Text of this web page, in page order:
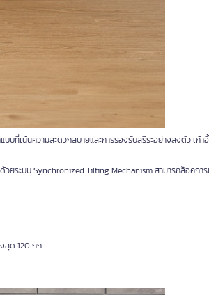
บที่เน้นความสะดวกสบายและการรองรับสรีระอย่างลงตัว เก้า
ยระบบ Synchronized Tilting Mechanism สามารถล็อคการ
สุด 120 กก.